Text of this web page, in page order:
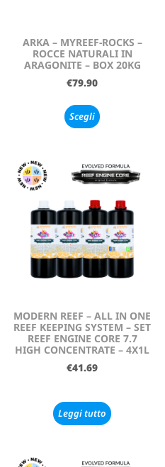
ARKA – MYREEF-ROCKS –
ROCCE NATURALI IN
ARAGONITE – BOX 20KG
€79.90
Scegli
MODERN REEF – ALL IN ONE
REEF KEEPING SYSTEM – SET
REEF ENGINE CORE 7.7
HIGH CONCENTRATE – 4X1L
€41.69
Leggi tutto